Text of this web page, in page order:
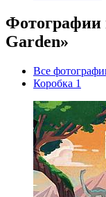
Фотографии
Garden»
Все
Коробка 1